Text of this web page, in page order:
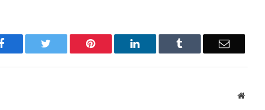
Facebook Pinterest LinkedIn Email